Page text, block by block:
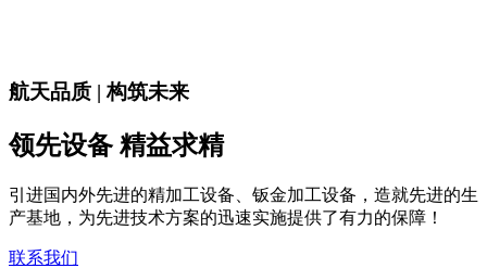
航天品质 | 构筑未来
领先设备 精益求精
引进国内外先进的精加工设备、钣金加工设备，造就先进的生
产基地，为先进技术方案的迅速实施提供了有力的保障！
联系我们